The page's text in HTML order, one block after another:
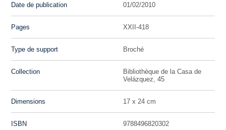
Date de publication 01/02/2010
Pages XXII-418
Type de support Broché
Collection
Bibliothèque de la Casa de
Velázquez, 45
Dimensions 17 x 24 cm
ISBN 9788496820302